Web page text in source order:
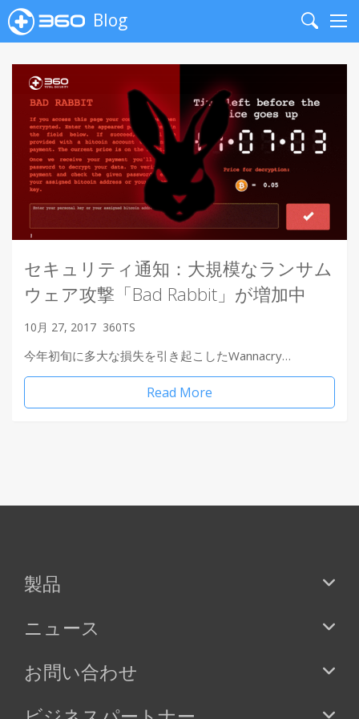
Blog
Search
セキュリティ通知：大規模なランサム
ウェア攻撃「Bad Rabbit」が増加中
10月 27, 2017 360TS
今年初旬に多大な損失を引き起こしたWannacry…
Read More
製品
ニュース
お問い合わせ